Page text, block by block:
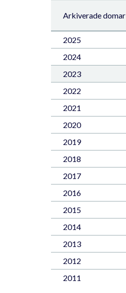
Arkiverade domar
2025
2024
2023
2022
2021
2020
2019
2018
2017
2016
2015
2014
2013
2012
2011